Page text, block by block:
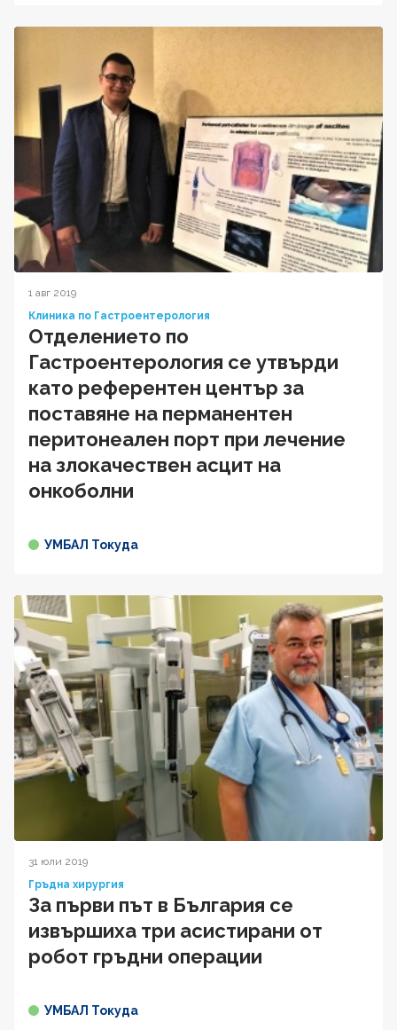
1 авг 2019
Клиника по Гастроентерология
Отделението по
Гастроентерология се утвърди
като референтен център за
поставяне на перманентен
перитонеален порт при лечение
на злокачествен асцит на
онкоболни
УМБАЛ Токуда
31 юли 2019
Гръдна хирургия
За първи път в България се
извършиха три асистирани от
робот гръдни операции
УМБАЛ Токуда